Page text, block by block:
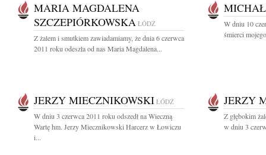
MARIA MAGDALENA
SZCZEPIÓRKOWSKA ŁÓDŹ
Z żalem i smutkiem zawiadamiamy, że dnia 6 czerwca
2011 roku odeszła od nas Maria Magdalena...
W dniu 10
śmierci
JERZY MIECZNIKOWSKI ŁÓDŹ
W dniu 3 czerwca 2011 roku odszedł na Wieczną
Wartę hm. Jerzy Miecznikowski Harcerz w Łowiczu
i...
JERZY
Z głębokim
w dniu 3